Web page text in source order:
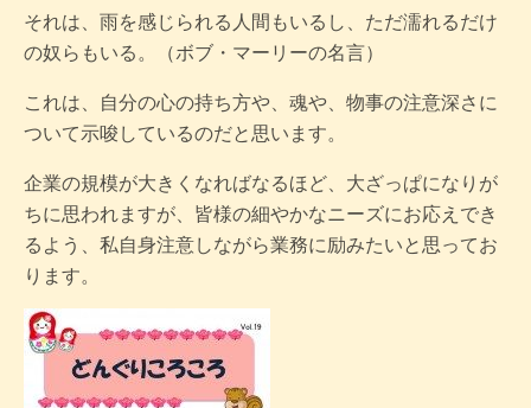
それは、雨を感じられる人間もいるし、ただ濡れるだけ
の奴らもいる。（ボブ・マーリーの名言）
これは、自分の心の持ち方や、魂や、物事の注意深さに
ついて示唆しているのだと思います。
企業の規模が大きくなればなるほど、大ざっぱになりが
ちに思われますが、皆様の細やかなニーズにお応えでき
るよう、私自身注意しながら業務に励みたいと思ってお
ります。